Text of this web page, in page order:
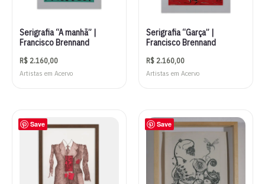
Serigrafia “A manhã” |
Francisco Brennand
R$ 2.160,00
Artistas em Acervo
Serigrafia “Garça” |
Francisco Brennand
R$ 2.160,00
Artistas em Acervo
Save Save